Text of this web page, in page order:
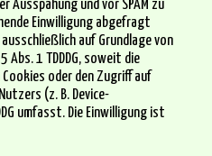
und vor SPAM zu
Einwilligung abgefragt
auf Grundlage von
Abs. 1 TDDDG, soweit die
oder den Zugriff auf
(z. B. Device-
umfasst. Die Einwilligung ist